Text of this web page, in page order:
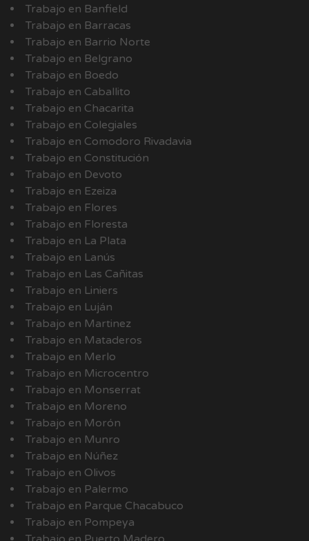
Trabajo en Banfield
Trabajo en Barracas
Trabajo en Barrio Norte
Trabajo en Belgrano
Trabajo en Boedo
Trabajo en Caballito
Trabajo en Chacarita
Trabajo en Colegiales
Trabajo en Comodoro Rivadavia
Trabajo en Constitución
Trabajo en Devoto
Trabajo en Ezeiza
Trabajo en Flores
Trabajo en Floresta
Trabajo en La Plata
Trabajo en Lanús
Trabajo en Las Cañitas
Trabajo en Liniers
Trabajo en Luján
Trabajo en Martinez
Trabajo en Mataderos
Trabajo en Merlo
Trabajo en Microcentro
Trabajo en Monserrat
Trabajo en Moreno
Trabajo en Morón
Trabajo en Munro
Trabajo en Núñez
Trabajo en Olivos
Trabajo en Palermo
Trabajo en Parque Chacabuco
Trabajo en Pompeya